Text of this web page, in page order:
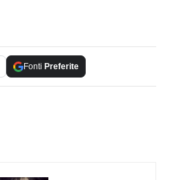
Fonti Preferite